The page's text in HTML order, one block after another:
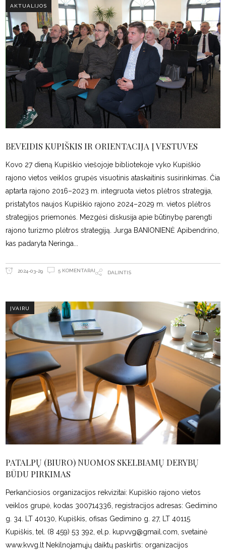
AKTUALIJOS
BEVEIDIS KUPIŠKIS IR ORIENTACIJA Į VESTUVES
Kovo 27 dieną Kupiškio viešojoje bibliotekoje vyko Kupiškio
rajono vietos veiklos grupės visuotinis ataskaitinis susirinkimas. Čia
aptarta rajono 2016–2023 m. integruota vietos plėtros strategija,
pristatytos naujos Kupiškio rajono 2024–2029 m. vietos plėtros
strategijos priemonės. Mezgėsi diskusija apie būtinybę parengti
rajono turizmo plėtros strategiją. Jurga BANIONIENĖ Apibendrino,
kas padaryta Neringa
2024-03-29 5 KOMENTARAI DALINTIS
ĮVAIRU
PATALPŲ (BIURO) NUOMOS SKELBIAMŲ DERYBŲ
BŪDU PIRKIMAS
Perkančiosios organizacijos rekvizitai: Kupiškio rajono vietos
veiklos grupė, kodas 300714336, registracijos adresas: Gedimino
g. 34. LT 40130, Kupiškis, ofisas Gedimino g. 27, LT 40115
Kupiškis, tel. (8 459) 53 392, el.p. kupvvg@gmail.com, svetainė
www.kvvg.lt Nekilnojamųjų daiktų paskirtis: organizacijos